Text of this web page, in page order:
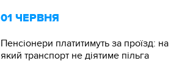
01 ЧЕРВНЯ
Пенсіонери платитимуть за проїзд: на
який транспорт не діятиме пільга